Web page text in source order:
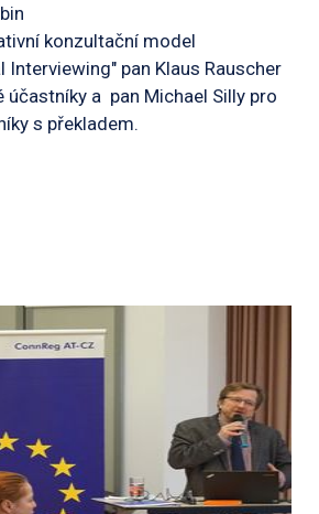
konzultační model
Interviewing" pan Klaus Rauscher
účastníky a pan Michael Silly pro
s překladem.